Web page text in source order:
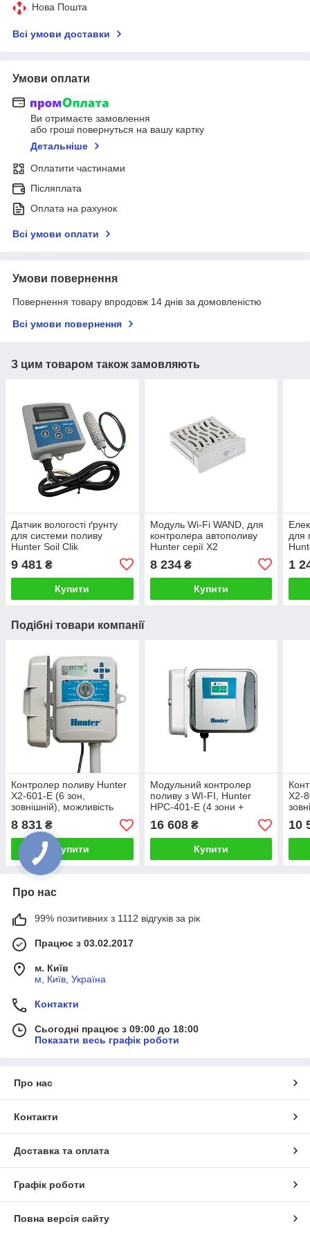
Нова Пошта
Всі умови доставки
Умови оплати
Ви отримаєте замовлення
або гроші повернуться на вашу картку
Детальніше
Оплатити частинами
Післяплата
Оплата на рахунок
Всі умови оплати
Умови повернення
Повернення товару впродовж 14 днів за домовленістю
Всі умови повернення
З цим товаром також замовляють
Датчик вологості ґрунту
для системи поливу
Hunter Soil Clik
9 481 ₴
Купити
Модуль Wi-Fi WAND, для
контролера автополиву
Hunter серії X2
8 234₴
Купити
для
1
Подібні товари компанії
Контролер поливу Hunter
X2-601-E (6 зон,
зовнішній), можливість
розширення до Wi-Fi
моделі
8 831 ₴
Купити
Модульний контролер
поливу з WI-FI, Hunter
HPC-401-E (4 зони +
можливість розширення
до 23 зон)
16 608₴
Купити
X2-
10
Про нас
99% позитивних з 1112 відгуків за рік
Працює з 03.02.2017
м. Київ
м, Київ, Україна
Контакти
Сьогодні працює з 09:00 до 18:00
Показати весь графік роботи
Про нас
Контакти
Доставка та оплата
Графік роботи
Повна версія сайту